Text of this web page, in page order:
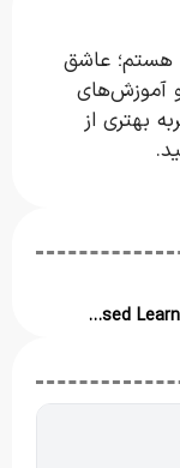
هستم؛ عاشق
آموزش‌های
بهتری از
یادگیری نظارت شده چیست؟ | راهنمای Supervised Learning